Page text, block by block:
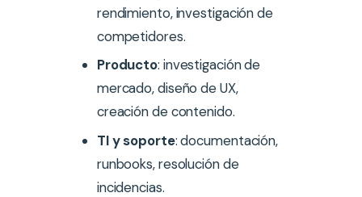
rendimiento, investigación de
competidores.
Producto: investigación de
mercado, diseño de UX,
creación de contenido.
TI y soporte: documentación,
runbooks, resolución de
incidencias.